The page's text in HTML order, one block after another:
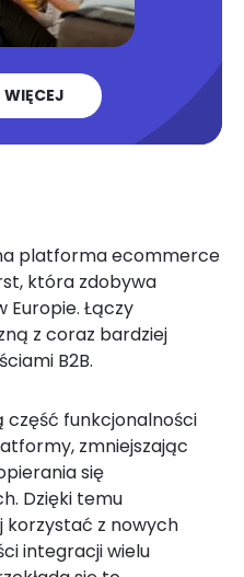
platforma ecommerce
która zdobywa
Europie. Łączy
z coraz bardziej
B2B.
część funkcjonalności
zmniejszając
się
Dzięki temu
korzystać z nowych
integracji wielu